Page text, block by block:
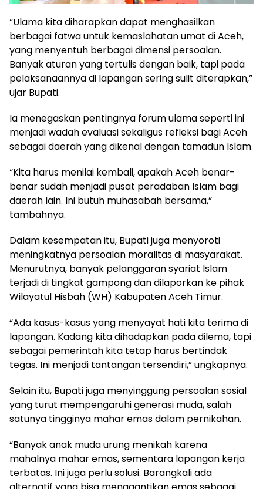
“Ulama kita diharapkan dapat menghasilkan
berbagai fatwa untuk kemaslahatan umat di Aceh,
yang menyentuh berbagai dimensi persoalan.
Banyak aturan yang tertulis dengan baik, tapi pada
pelaksanaannya di lapangan sering sulit diterapkan,”
ujar Bupati.
Ia menegaskan pentingnya forum ulama seperti ini
menjadi wadah evaluasi sekaligus refleksi bagi Aceh
sebagai daerah yang dikenal dengan tamadun Islam.
“Kita harus menilai kembali, apakah Aceh benar-
benar sudah menjadi pusat peradaban Islam bagi
daerah lain. Ini butuh muhasabah bersama,”
tambahnya.
Dalam kesempatan itu, Bupati juga menyoroti
meningkatnya persoalan moralitas di masyarakat.
Menurutnya, banyak pelanggaran syariat Islam
terjadi di tingkat gampong dan dilaporkan ke pihak
Wilayatul Hisbah (WH) Kabupaten Aceh Timur.
“Ada kasus-kasus yang menyayat hati kita terima di
lapangan. Kadang kita dihadapkan pada dilema, tapi
sebagai pemerintah kita tetap harus bertindak
tegas. Ini menjadi tantangan tersendiri,” ungkapnya.
Selain itu, Bupati juga menyinggung persoalan sosial
yang turut mempengaruhi generasi muda, salah
satunya tingginya mahar emas dalam pernikahan.
“Banyak anak muda urung menikah karena
mahalnya mahar emas, sementara lapangan kerja
terbatas. Ini juga perlu solusi. Barangkali ada